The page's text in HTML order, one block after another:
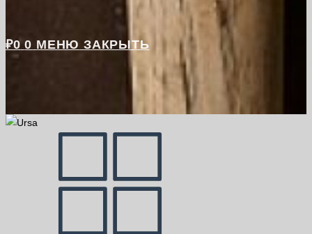
₽0 0 МЕНЮ ЗАКРЫТЬ